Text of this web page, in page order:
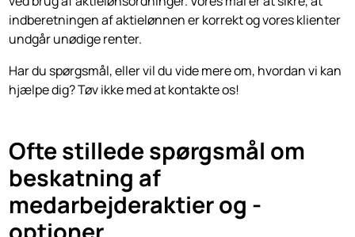
indberetningen af aktielønnen er korrekt og vores klienter
undgår unødige renter.
Har du spørgsmål, eller vil du vide mere om, hvordan vi kan
hjælpe dig? Tøv ikke med at kontakte os!
Ofte stillede spørgsmål om
beskatning af
medarbejderaktier og -